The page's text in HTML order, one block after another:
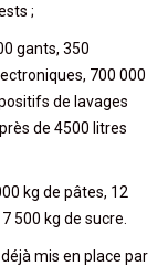
;
gants, 350
700 000
de lavages
de 4500 litres
kg de pâtes, 12
500 kg de sucre.
mis en place par